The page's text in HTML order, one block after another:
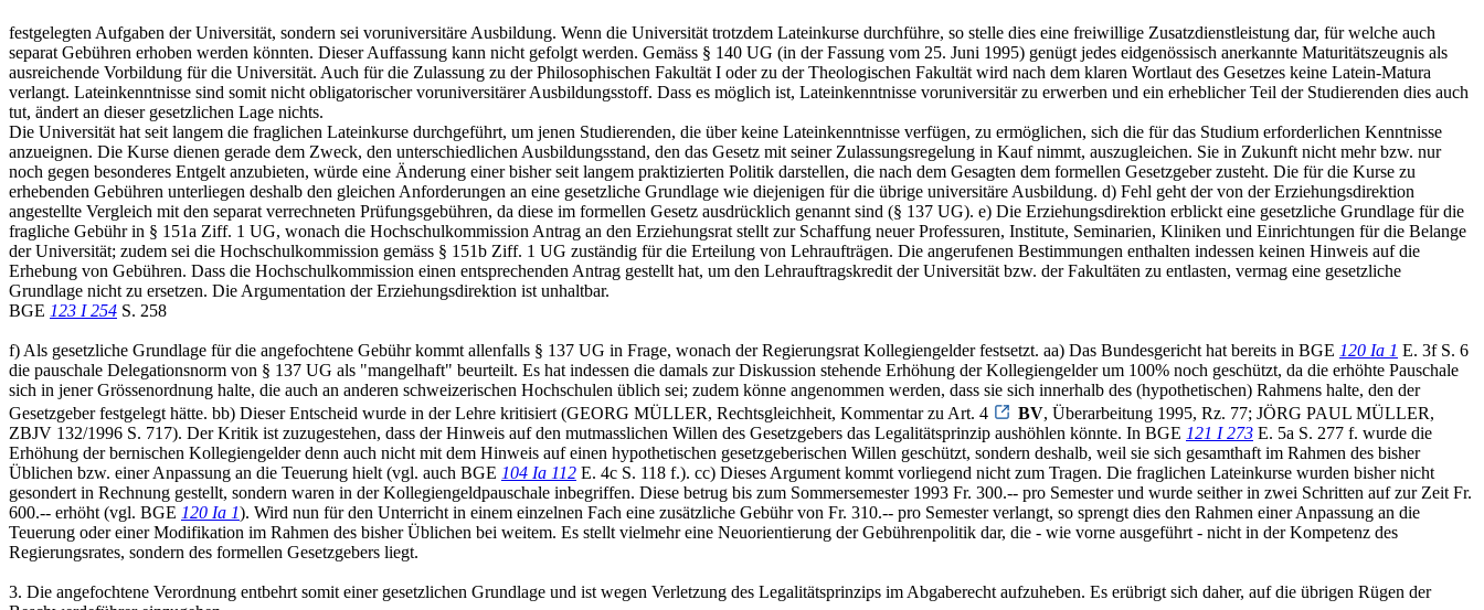
festgelegten Aufgaben der Universität, sondern sei voruniversitäre Ausbildung. Wenn die Universität trotzdem Lateinkurse durchführe, so stelle dies eine freiwillige Zusatzdienstleistung dar, für welche auch
separat Gebühren erhoben werden könnten. Dieser Auffassung kann nicht gefolgt werden. Gemäss § 140 UG (in der Fassung vom 25. Juni 1995) genügt jedes eidgenössisch anerkannte Maturitätszeugnis als
ausreichende Vorbildung für die Universität. Auch für die Zulassung zu der Philosophischen Fakultät I oder zu der Theologischen Fakultät wird nach dem klaren Wortlaut des Gesetzes keine Latein-Matura
verlangt. Lateinkenntnisse sind somit nicht obligatorischer voruniversitärer Ausbildungsstoff. Dass es möglich ist, Lateinkenntnisse voruniversitär zu erwerben und ein erheblicher Teil der Studierenden dies auch
tut, ändert an dieser gesetzlichen Lage nichts.
Die Universität hat seit langem die fraglichen Lateinkurse durchgeführt, um jenen Studierenden, die über keine Lateinkenntnisse verfügen, zu ermöglichen, sich die für das Studium erforderlichen Kenntnisse
anzueignen. Die Kurse dienen gerade dem Zweck, den unterschiedlichen Ausbildungsstand, den das Gesetz mit seiner Zulassungsregelung in Kauf nimmt, auszugleichen. Sie in Zukunft nicht mehr bzw. nur
noch gegen besonderes Entgelt anzubieten, würde eine Änderung einer bisher seit langem praktizierten Politik darstellen, die nach dem Gesagten dem formellen Gesetzgeber zusteht. Die für die Kurse zu
erhebenden Gebühren unterliegen deshalb den gleichen Anforderungen an eine gesetzliche Grundlage wie diejenigen für die übrige universitäre Ausbildung. d) Fehl geht der von der Erziehungsdirektion
angestellte Vergleich mit den separat verrechneten Prüfungsgebühren, da diese im formellen Gesetz ausdrücklich genannt sind (§ 137 UG). e) Die Erziehungsdirektion erblickt eine gesetzliche Grundlage für die
fragliche Gebühr in § 151a Ziff. 1 UG, wonach die Hochschulkommission Antrag an den Erziehungsrat stellt zur Schaffung neuer Professuren, Institute, Seminarien, Kliniken und Einrichtungen für die Belange
der Universität; zudem sei die Hochschulkommission gemäss § 151b Ziff. 1 UG zuständig für die Erteilung von Lehraufträgen. Die angerufenen Bestimmungen enthalten indessen keinen Hinweis auf die
Erhebung von Gebühren. Dass die Hochschulkommission einen entsprechenden Antrag gestellt hat, um den Lehrauftragskredit der Universität bzw. der Fakultäten zu entlasten, vermag eine gesetzliche
Grundlage nicht zu ersetzen. Die Argumentation der Erziehungsdirektion ist unhaltbar.
BGE 123 I 254 S. 258
f) Als gesetzliche Grundlage für die angefochtene Gebühr kommt allenfalls § 137 UG in Frage, wonach der Regierungsrat Kollegiengelder festsetzt. aa) Das Bundesgericht hat bereits in BGE 120 Ia 1 E. 3f S. 6
die pauschale Delegationsnorm von § 137 UG als "mangelhaft" beurteilt. Es hat indessen die damals zur Diskussion stehende Erhöhung der Kollegiengelder um 100% noch geschützt, da die erhöhte Pauschale
sich in jener Grössenordnung halte, die auch an anderen schweizerischen Hochschulen üblich sei; zudem könne angenommen werden, dass sie sich innerhalb des (hypothetischen) Rahmens halte, den der
Gesetzgeber festgelegt hätte. bb) Dieser Entscheid wurde in der Lehre kritisiert (GEORG MÜLLER, Rechtsgleichheit, Kommentar zu Art. 4
BV, Überarbeitung 1995, Rz. 77; JÖRG PAUL MÜLLER,
ZBJV 132/1996 S. 717). Der Kritik ist zuzugestehen, dass der Hinweis auf den mutmasslichen Willen des Gesetzgebers das Legalitätsprinzip aushöhlen könnte. In BGE 121 I 273 E. 5a S. 277 f. wurde die
Erhöhung der bernischen Kollegiengelder denn auch nicht mit dem Hinweis auf einen hypothetischen gesetzgeberischen Willen geschützt, sondern deshalb, weil sie sich gesamthaft im Rahmen des bisher
Üblichen bzw. einer Anpassung an die Teuerung hielt (vgl. auch BGE 104 Ia 112 E. 4c S. 118 f.). cc) Dieses Argument kommt vorliegend nicht zum Tragen. Die fraglichen Lateinkurse wurden bisher nicht
gesondert in Rechnung gestellt, sondern waren in der Kollegiengeldpauschale inbegriffen. Diese betrug bis zum Sommersemester 1993 Fr. 300.-- pro Semester und wurde seither in zwei Schritten auf zur Zeit Fr.
600.-- erhöht (vgl. BGE 120 Ia 1). Wird nun für den Unterricht in einem einzelnen Fach eine zusätzliche Gebühr von Fr. 310.-- pro Semester verlangt, so sprengt dies den Rahmen einer Anpassung an die
Teuerung oder einer Modifikation im Rahmen des bisher Üblichen bei weitem. Es stellt vielmehr eine Neuorientierung der Gebührenpolitik dar, die - wie vorne ausgeführt - nicht in der Kompetenz des
Regierungsrates, sondern des formellen Gesetzgebers liegt.
3. Die angefochtene Verordnung entbehrt somit einer gesetzlichen Grundlage und ist wegen Verletzung des Legalitätsprinzips im Abgaberecht aufzuheben. Es erübrigt sich daher, auf die übrigen Rügen der